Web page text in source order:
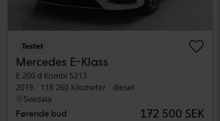
Testet
Mercedes E-Klass
E 200 d Kombi S213
2019
118 260 kilometer
diesel
Svedala
Førende bud 172 500 SEK